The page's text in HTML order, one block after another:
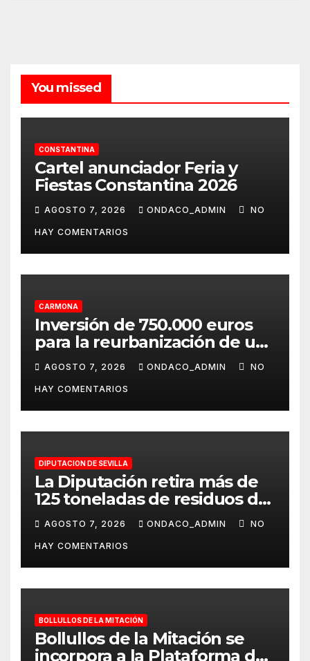
You missed
CONSTANTINA
Cartel anunciador Feria y
Fiestas Constantina 2026
AGOSTO 7, 2026 ONDACO_ADMIN NO
HAY COMENTARIOS
CARMONA
Inversión de 750.000 euros
para la reurbanización de un
tramo de la calle Extramuros
de San Felipe de Carmona
AGOSTO 7, 2026 ONDACO_ADMIN NO
HAY COMENTARIOS
DIPUTACION DE SEVILLA
La Diputación retira más de
125 toneladas de residuos de
los itinerarios al Rocío al
cierre del dispositivo de
limpieza del Plan Romero
AGOSTO 7, 2026 ONDACO_ADMIN NO
HAY COMENTARIOS
BOLLULLOS DE LA MITACIÓN
Bollullos de la Mitación se
incorpora a la Plataforma de